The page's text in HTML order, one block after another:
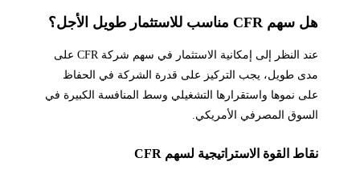
هل سهم CFR مناسب للاستثمار طويل الأجل؟
عند النظر إلى إمكانية الاستثمار في سهم شركة CFR على
مدى طويل، يجب التركيز على قدرة الشركة في الحفاظ
على نموها واستقرارها التشغيلي وسط المنافسة الكبيرة في
السوق المصرفي الأمريكي.
نقاط القوة الاستراتيجية لسهم CFR